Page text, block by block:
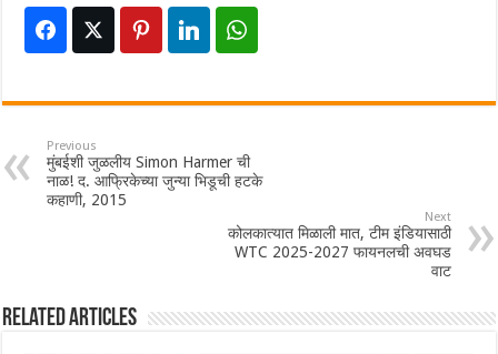
Previous
मुंबईशी जुळलीय Simon Harmer ची
नाळ! द. आफ्रिकेच्या जुन्या भिडूची हटके
कहाणी, 2015
Next
कोलकात्यात मिळाली मात, टीम इंडियासाठी
WTC 2025-2027 फायनलची अवघड
वाट
Related Articles